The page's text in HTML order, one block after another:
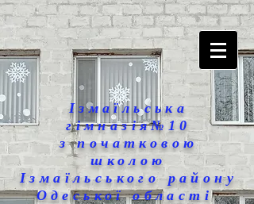
Ізмаїльська
гімназія№10
з початковою
школою
Ізмаїльського району
Одеської області